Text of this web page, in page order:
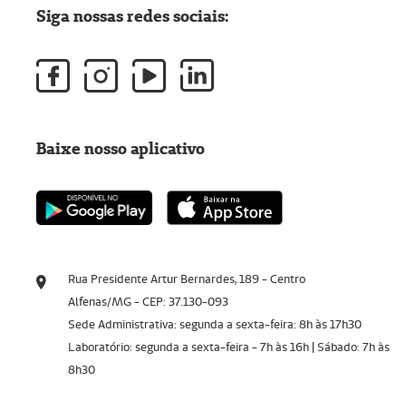
Rua Presidente Artur Bernardes, 189 - Centro
Alfenas/MG - CEP: 37.130-093
Sede Administrativa: segunda a sexta-feira: 8h às 17h30
Laboratório: segunda a sexta-feira - 7h às 16h | Sábado: 7h às
8h30
Siga nossas redes sociais:
Baixe nosso aplicativo